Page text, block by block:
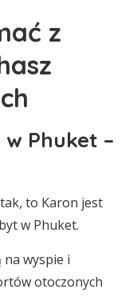
z
Phuket –
tak, to Karon jest
w Phuket.
na wyspie i
otoczonych